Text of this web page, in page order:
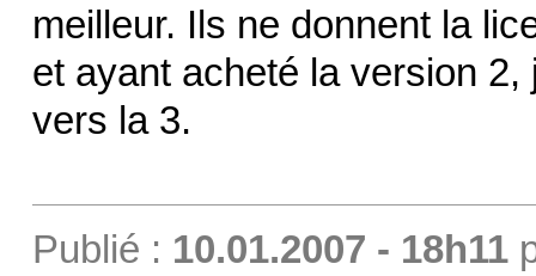
meilleur. Ils ne donnent la
et ayant acheté la version
vers la 3.
Publié : 10.01.2007 - 18h11